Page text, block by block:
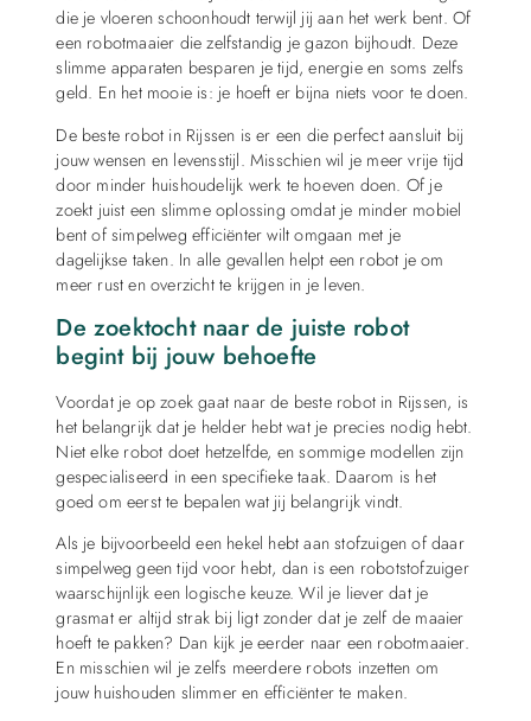
die je vloeren schoonhoudt terwijl jij aan het werk bent. Of
een robotmaaier die zelfstandig je gazon bijhoudt. Deze
slimme apparaten besparen je tijd, energie en soms zelfs
geld. En het mooie is: je hoeft er bijna niets voor te doen.
De beste robot in Rijssen is er een die perfect aansluit bij
jouw wensen en levensstijl. Misschien wil je meer vrije tijd
door minder huishoudelijk werk te hoeven doen. Of je
zoekt juist een slimme oplossing omdat je minder mobiel
bent of simpelweg efficiënter wilt omgaan met je
dagelijkse taken. In alle gevallen helpt een robot je om
meer rust en overzicht te krijgen in je leven.
De zoektocht naar de juiste robot
begint bij jouw behoefte
Voordat je op zoek gaat naar de beste robot in Rijssen, is
het belangrijk dat je helder hebt wat je precies nodig hebt.
Niet elke robot doet hetzelfde, en sommige modellen zijn
gespecialiseerd in een specifieke taak. Daarom is het
goed om eerst te bepalen wat jij belangrijk vindt.
Als je bijvoorbeeld een hekel hebt aan stofzuigen of daar
simpelweg geen tijd voor hebt, dan is een robotstofzuiger
waarschijnlijk een logische keuze. Wil je liever dat je
grasmat er altijd strak bij ligt zonder dat je zelf de maaier
hoeft te pakken? Dan kijk je eerder naar een robotmaaier.
En misschien wil je zelfs meerdere robots inzetten om
jouw huishouden slimmer en efficiënter te maken.